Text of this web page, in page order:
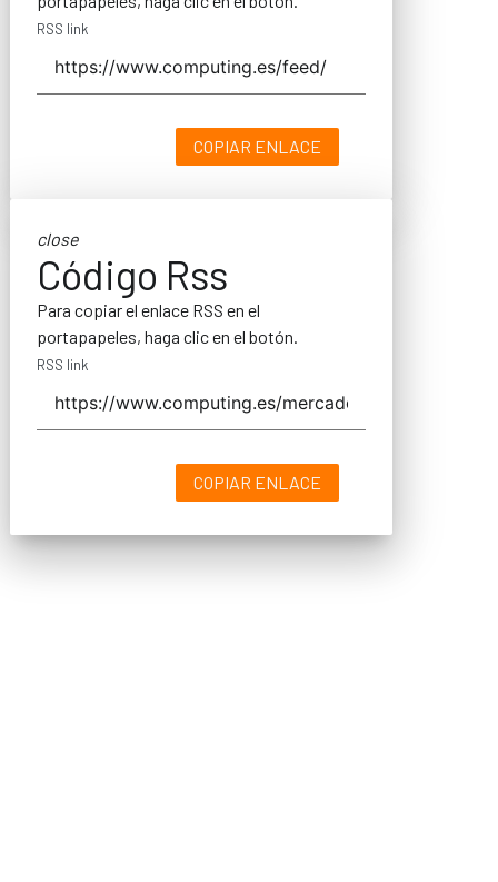
RSS link
COPIAR ENLACE
close
Código Rss
Para copiar el enlace RSS en el
portapapeles, haga clic en el botón.
RSS link
COPIAR ENLACE